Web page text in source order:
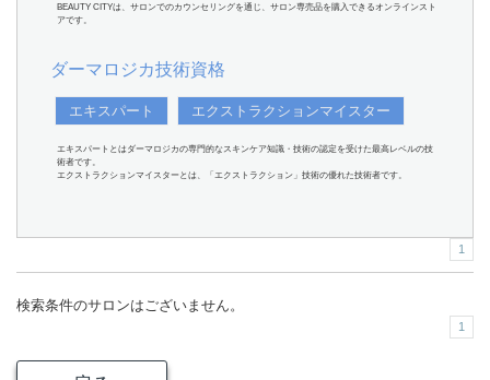
BEAUTY CITYは、サロンでのカウンセリングを通じ、サロン専売品を購入できるオンラインスト
アです。
ダーマロジカ技術資格
エキスパート エクストラクションマイスター
エキスパートとはダーマロジカの専門的なスキンケア知識・技術の認定を受けた最高レベルの技
術者です。
エクストラクションマイスターとは、「エクストラクション」技術の優れた技術者です。
1
検索条件のサロンはございません。
1